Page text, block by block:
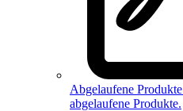
Abgelaufene Produkte
abgelaufene Produkte.